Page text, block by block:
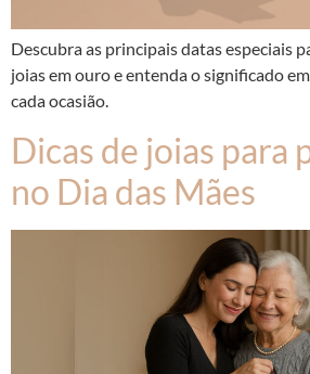
Descubra as principais datas especiais
joias em ouro e entenda o significado
cada ocasião.
Dicas de joias para
no Dia das Mães